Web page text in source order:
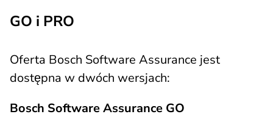
GO i PRO
Oferta Bosch Software Assurance jest
dostępna w dwóch wersjach:
Bosch Software Assurance GO